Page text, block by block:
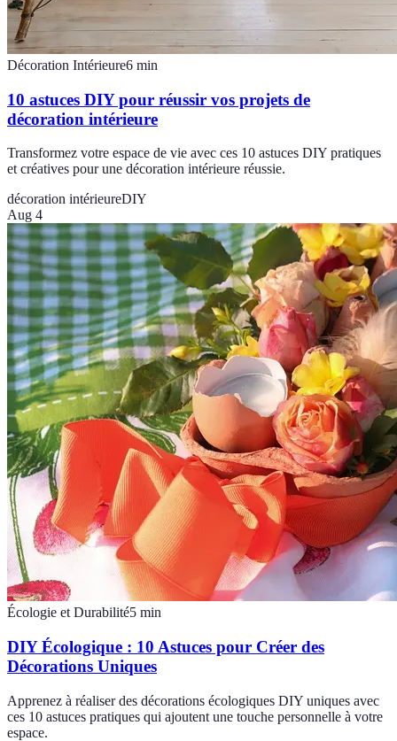
Décoration Intérieure6 min
10 astuces DIY pour réussir vos projets de
décoration intérieure
Transformez votre espace de vie avec ces 10 astuces DIY pratiques
et créatives pour une décoration intérieure réussie.
décoration intérieureDIY
Aug 4
Écologie et Durabilité5 min
DIY Écologique : 10 Astuces pour Créer des
Décorations Uniques
Apprenez à réaliser des décorations écologiques DIY uniques avec
ces 10 astuces pratiques qui ajoutent une touche personnelle à votre
espace.